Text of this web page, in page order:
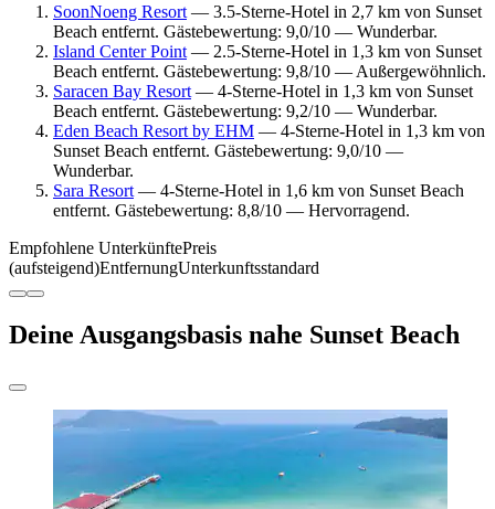
SoonNoeng Resort — 3.5-Sterne-Hotel in 2,7 km von Sunset
Beach entfernt. Gästebewertung: 9,0/10 — Wunderbar.
Island Center Point — 2.5-Sterne-Hotel in 1,3 km von Sunset
Beach entfernt. Gästebewertung: 9,8/10 — Außergewöhnlich.
Saracen Bay Resort — 4-Sterne-Hotel in 1,3 km von Sunset
Beach entfernt. Gästebewertung: 9,2/10 — Wunderbar.
Eden Beach Resort by EHM — 4-Sterne-Hotel in 1,3 km von
Sunset Beach entfernt. Gästebewertung: 9,0/10 —
Wunderbar.
Sara Resort — 4-Sterne-Hotel in 1,6 km von Sunset Beach
entfernt. Gästebewertung: 8,8/10 — Hervorragend.
Empfohlene UnterkünftePreis
(aufsteigend)EntfernungUnterkunftsstandard
Deine Ausgangsbasis nahe Sunset Beach